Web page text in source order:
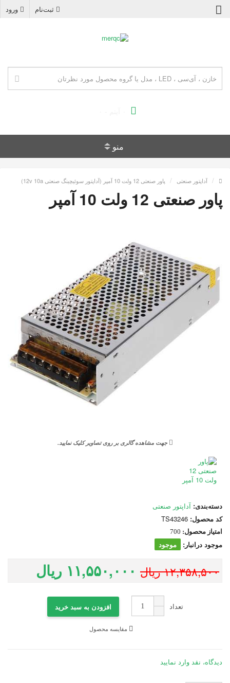
ورود ثبت‌نام
منو
آداپتور صنعتی پاور صنعتی 12 ولت 10 آمپر (آداپتور سوئیچینگ صنعتی 12v 10a)
پاور صنعتی 12 ولت 10 آمپر
جهت مشاهده گالری بر روی تصاویر کلیک نمایید.
دسته‌بندی: آداپتور صنعتی
کد محصول: TS43246
امتیاز محصول: 700
موجود درانبار: موجود
۱۲,۳۵۸,۵۰۰ ریال ۱۱,۵۵۰,۰۰۰ ریال
تعداد افزودن به سبد خرید
دیدگاه، نقد وارد نمایید